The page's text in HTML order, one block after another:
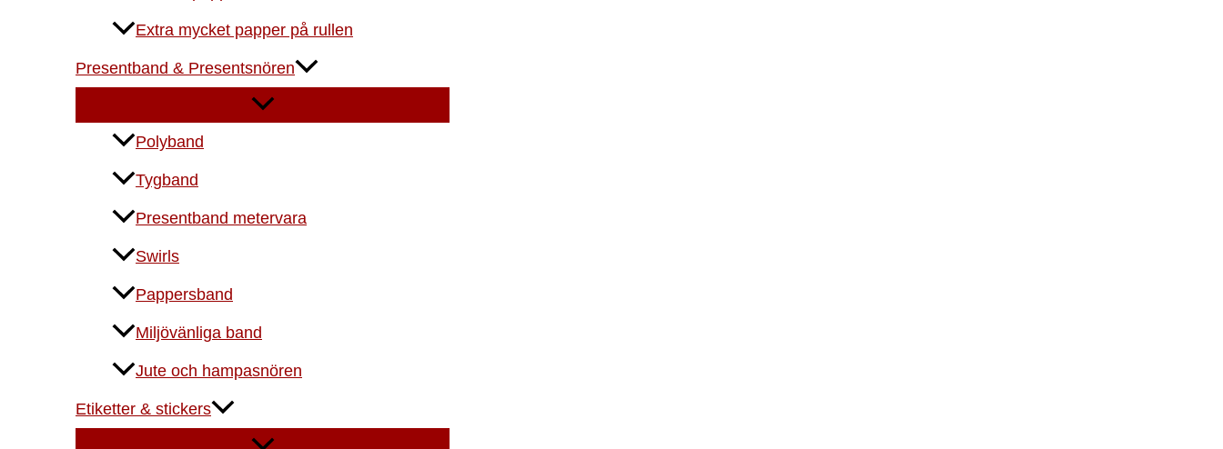
Extra mycket papper på rullen
Presentband & Presentsnören
Polyband
Tygband
Presentband metervara
Swirls
Pappersband
Miljövänliga band
Jute och hampasnören
Etiketter & stickers